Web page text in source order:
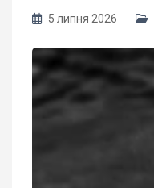
5 липня 2026